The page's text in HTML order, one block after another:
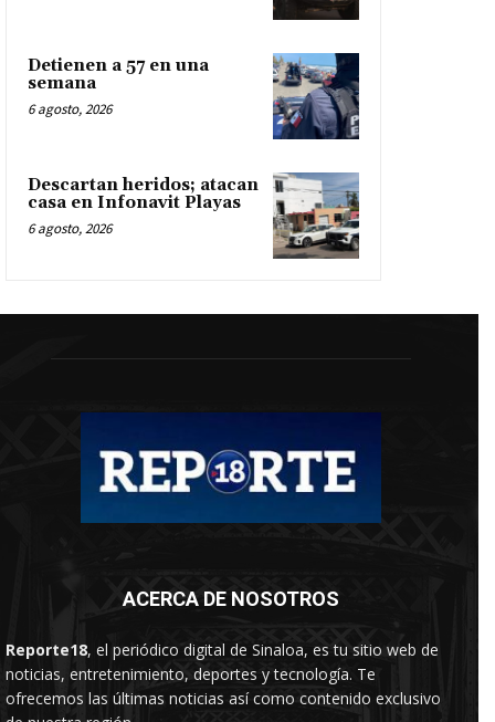
Detienen a 57 en una
semana
6 agosto, 2026
Descartan heridos; atacan
casa en Infonavit Playas
6 agosto, 2026
ACERCA DE NOSOTROS
Reporte18, el periódico digital de Sinaloa, es tu sitio web de
noticias, entretenimiento, deportes y tecnología. Te
ofrecemos las últimas noticias así como contenido exclusivo